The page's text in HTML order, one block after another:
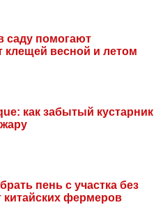
саду помогают
клещей весной и летом
как забытый кустарник
пень с участка без
китайских фермеров